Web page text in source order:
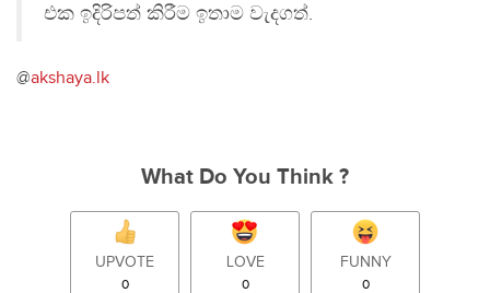
එක ඉදිරිපත් කිරීම ඉතාම වැදගත්.
@akshaya.lk
What Do You Think ?
UPVOTE
0
LOVE
0
FUNNY
0